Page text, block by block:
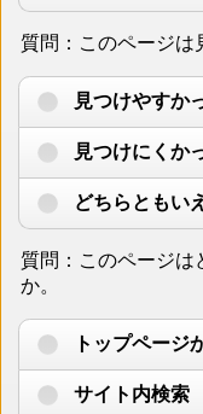
質問：このページは
見つけやすか
見つけにくか
どちらともい
質問：このページは
か。
トップページ
サイト内検索